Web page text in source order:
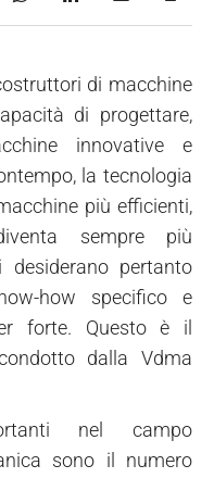
di macchine
di progettare,
innovative e
la tecnologia
più efficienti,
sempre più
pertanto
how specifico e
forte. Questo è il
dalla Vdma
nel campo
sono il numero